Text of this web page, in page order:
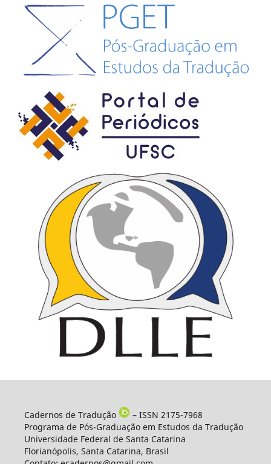
Cadernos de Tradução
– ISSN 2175-7968
Programa de Pós-Graduação em Estudos da Tradução
Universidade Federal de Santa Catarina
Florianópolis, Santa Catarina, Brasil